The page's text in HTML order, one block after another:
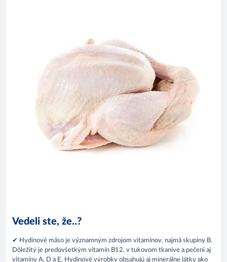
Vedeli ste, že..?
✔ Hydinové mäso je významným zdrojom vitamínov, najmä skupiny B.
Dôležitý je predovšetkým vitamín B12, v tukovom tkanive a pečeni aj
vitamíny A, D a E. Hydinové výrobky obsahujú aj minerálne látky ako